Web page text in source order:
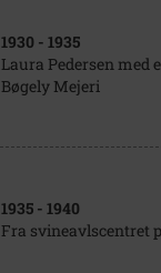
1930 - 1935
Laura Pedersen med
Bøgely Mejeri
1935 - 1940
Fra svineavlscentret